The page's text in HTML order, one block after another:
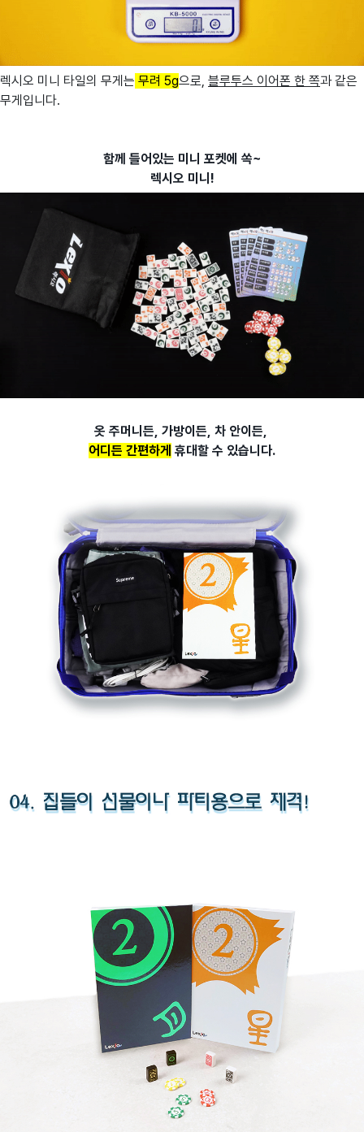
렉시오 미니 타일의 무게는 무려 5g으로, 블루투스 이어폰 한 쪽과 같은
무게입니다.
함께 들어있는 미니 포켓에 쏙~
렉시오 미니!
옷 주머니든, 가방이든, 차 안이든,
어디든 간편하게 휴대할 수 있습니다.